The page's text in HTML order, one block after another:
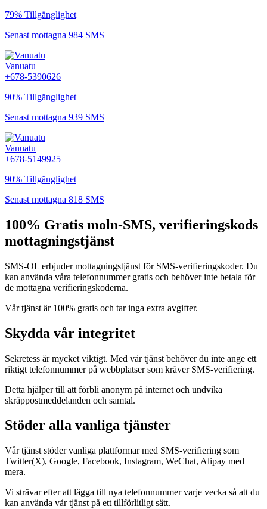
79% Tillgänglighet
Senast mottagna 984 SMS
Vanuatu
+678-5390626
90% Tillgänglighet
Senast mottagna 939 SMS
Vanuatu
+678-5149925
90% Tillgänglighet
Senast mottagna 818 SMS
100% Gratis moln-SMS, verifieringskods
mottagningstjänst
SMS-OL erbjuder mottagningstjänst för SMS-verifieringskoder. Du
kan använda våra telefonnummer gratis och behöver inte betala för
de mottagna verifieringskoderna.
Vår tjänst är 100% gratis och tar inga extra avgifter.
Skydda vår integritet
Sekretess är mycket viktigt. Med vår tjänst behöver du inte ange ett
riktigt telefonnummer på webbplatser som kräver SMS-verifiering.
Detta hjälper till att förbli anonym på internet och undvika
skräppostmeddelanden och samtal.
Stöder alla vanliga tjänster
Vår tjänst stöder vanliga plattformar med SMS-verifiering som
Twitter(X), Google, Facebook, Instagram, WeChat, Alipay med
mera.
Vi strävar efter att lägga till nya telefonnummer varje vecka så att du
kan använda vår tjänst på ett tillförlitligt sätt.